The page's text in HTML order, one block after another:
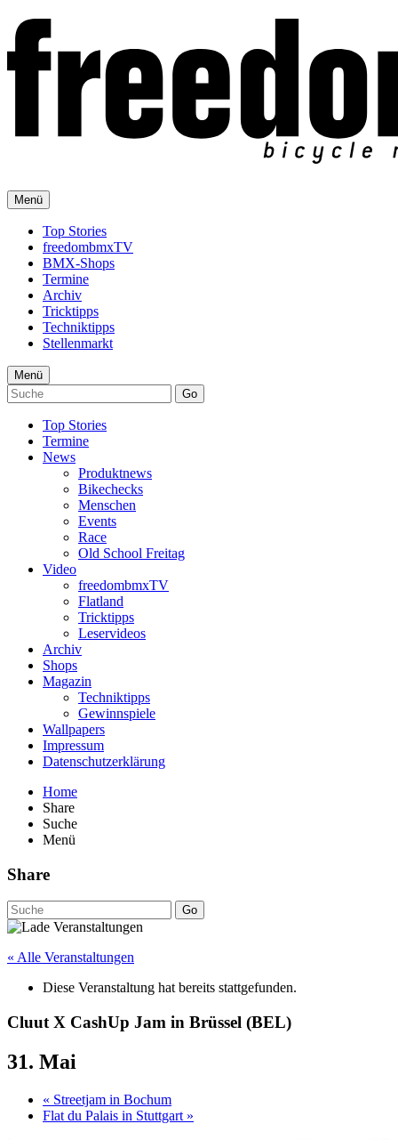
Menü
Top Stories
freedombmxTV
BMX-Shops
Termine
Archiv
Tricktipps
Techniktipps
Stellenmarkt
Menü
Go
Top Stories
Termine
News
Produktnews
Bikechecks
Menschen
Events
Race
Old School Freitag
Video
freedombmxTV
Flatland
Tricktipps
Leservideos
Archiv
Shops
Magazin
Techniktipps
Gewinnspiele
Wallpapers
Impressum
Datenschutzerklärung
Home
Share
Suche
Menü
Share
Go
« Alle Veranstaltungen
Diese Veranstaltung hat bereits stattgefunden.
Cluut X CashUp Jam in Brüssel (BEL)
31. Mai
« Streetjam in Bochum
Flat du Palais in Stuttgart »